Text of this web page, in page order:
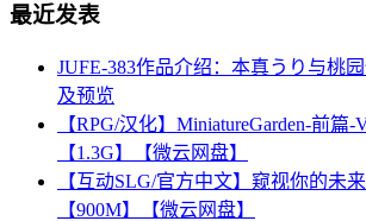
最近发表
JUFE-383作品介绍：本真うり与桃
及预览
【RPG/汉化】MiniatureGarden-前篇-
【1.3G】【微云网盘】
【互动SLG/官方中文】窥视你的未
【900M】【微云网盘】